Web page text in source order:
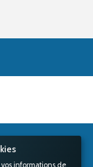
informations de